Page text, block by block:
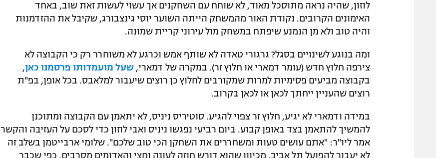
לוזון, שהיה נראה מתוסכל מאוד, לא שוחח עם השחקנים אך עשוי לעשות זאת שוב, באחד
האימונים הקרובים. נקודת האור מהמשחק הייתה השוער יוסי גינצבורג, שקיבל את ההזדמנות
והיה טוב ולא מן הנמנע שיפתח במשחק מול עירוני קריית שמונה.
ומה בנוגע לשינויים בסגל? גרגורי טאדה לא שותף אמש וכרגע לא משוחרר רק כי הקבוצה לא
צירפה חלוץ חדש (עומר דמארי או חלוץ זר). במקרה של דמארי, שעל מועמדותו פרסמנו כאן,
בקבוצה מביעים פסימיות למרות שמקורבים לחלוץ כן רוצים שיעבור למלאבס. בכל אופן, בפ"ת
רוצים שהעניין ייחתך לכאן או לכאן בקרוב.
במידה ודמארי לא יגיע, חלוץ זר צפוי להגיע. סוטיריס ניניס, לא יתאמן עם הקבוצה ומתוכנן
להמשיך להתאמן בצד באופן קבוע. ביום רביעי נפגשו ניניס ואבי לוזון כדי לסכם על העזיבה והקשר
אמר ליו"ר: "אתם עושים טעות ומשחררים את השחקן הכי טוב שלכם". שלומי ארבייטמן בשלב זה
לא יעבור להפועל תל אביב, מכיוון שהוא דורש חוזה לעונה וחצי והאדומים מסרבים. כפי שכבר